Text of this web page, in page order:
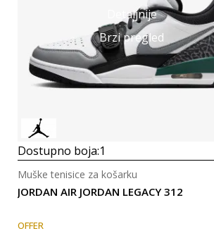
Detaljnije
Brzi pregled
Dostupno boja:1
JORDAN AIR JORDAN LEGACY 312
Muške tenisice za košarku
OFFER